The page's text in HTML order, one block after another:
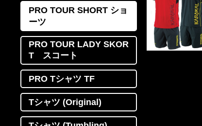
PRO TOUR SHORT ショ
ーツ
PRO TOUR LADY SKOR
T スコート
PRO Tシャツ TF
Tシャツ (Original)